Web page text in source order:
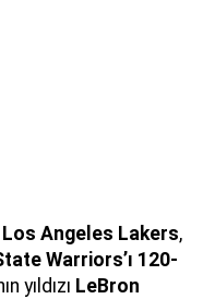
Los Angeles Lakers,
Warriors’ı 120-
yıldızı LeBron